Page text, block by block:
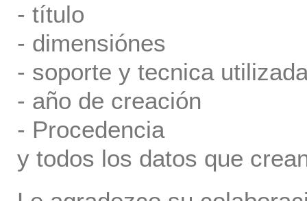
- título
- dimensiónes
- soporte y tecnica
- año de creación
- Procedencia
y todos los datos que